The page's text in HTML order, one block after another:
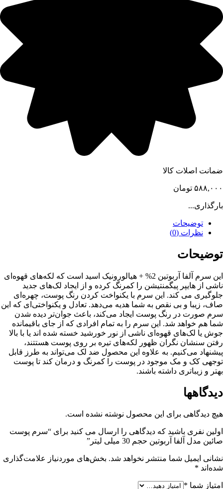
ضمانت اصلات کالا
۵۸۸,۰۰۰ تومان
بارگذاری...
توضیحات
نظرات (0)
توضیحات
این سرم آلفا آربوتین 2% + هیالورونیک اسید است که لکه‌های قهوه‌ای
ناشی از هایپر پیگمنتیشن را کمرنگ کرده و از ایجاد لک‌های جدید
جلوگیری می کند. این سرم با یکنواخت کردن رنگ پوست، چهره‌ای
صاف، زیبا و بی نقص به شما هدیه می‌دهد. تعادل و یکنواختی‌ای که این
سرم صورت در رنگ پوست ایجاد می‌کند، باعث جوان‌تر دیده شدن
شما هم خواهد شد. این سرم را به تمام افرادی که از جای باقیمانده
جوش یا لک‌های قهوه‌ای ناشی از نور خورشید خسته شده اند یا با بالا
رفتن سنشان نگران ظهور لکه‌های تیره بر روی پوست هستتند،
پیشنهاد می‌کنیم. به علاوه این محصول ضد لک می‌تواند به طرز قابل
توجهی کک و مک موجود در پوست را کمرنگ و درمان کند تا پوست
بهتر و زیباتری داشته باشند.
دیدگاهها
هیچ دیدگاهی برای این محصول نوشته نشده است.
اولین نفری باشید که دیدگاهی را ارسال می کنید برای “سرم پوست
صائین مدل آلفا آربوتین حجم 30 میلی لیتر”
نشانی ایمیل شما منتشر نخواهد شد. بخش‌های موردنیاز علامت‌گذاری
شده‌اند *
امتیاز شما *